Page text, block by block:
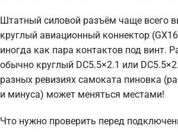
Штатный силовой разъём чаще всего
круглый авиационный коннектор
иногда как пара контактов под винт.
обычно круглый DC5.5×2.1 или
разных ревизиях самоката пиновка
и минуса) может меняться местами!
Что нужно проверить перед